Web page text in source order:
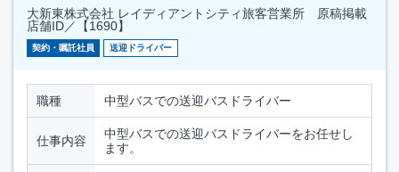
大新東株式会社 レイディアントシティ旅客営業所 原稿掲載
店舗ID／【1690】
契約・嘱託社員 送迎ドライバー
職種 中型バスでの送迎バスドライバー
仕事内容
中型バスでの送迎バスドライバーをお任せし
ます。